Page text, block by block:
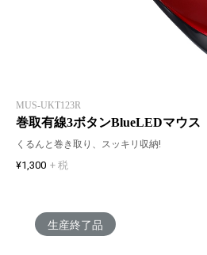
MUS-UKT123R
巻取有線3ボタンBlueLEDマウ
くるんと巻き取り、スッキリ収納!
¥1,300 + 税
生産終了品